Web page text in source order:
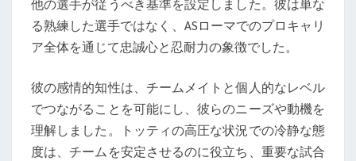
他の選手が従うべき基準を設定しました。彼は単な
る熟練した選手ではなく、ASローマでのプロキャリ
ア全体を通じて忠誠心と忍耐力の象徴でした。
彼の感情的知性は、チームメイトと個人的なレベル
でつながることを可能にし、彼らのニーズや動機を
理解しました。トッティの高圧な状況での冷静な態
度は、チームを安定させるのに役立ち、重要な試合